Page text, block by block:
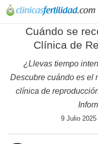
Cuándo se
Clínica de
¿Llevas tiempo
Descubre cuándo es el
clínica de
9 Julio 2025 |